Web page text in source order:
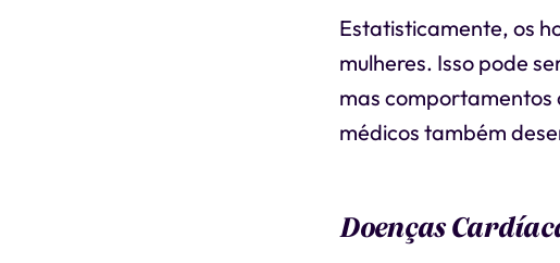
Estatisticamente, os
mulheres. Isso pode
mas comportamentos
médicos também
Doenças